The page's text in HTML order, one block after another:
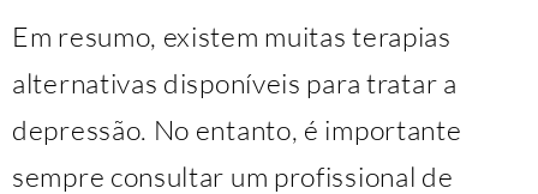
Em resumo, existem muitas terapias
alternativas disponíveis para tratar a
depressão. No entanto, é importante
sempre consultar um profissional de